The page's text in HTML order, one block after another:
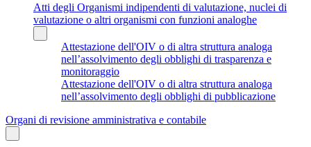
Atti degli Organismi indipendenti di valutazione, nuclei di
valutazione o altri organismi con funzioni analoghe
Attestazione dell'OIV o di altra struttura analoga
nell’assolvimento degli obblighi di trasparenza e
monitoraggio
Attestazione dell'OIV o di altra struttura analoga
nell’assolvimento degli obblighi di pubblicazione
Organi di revisione amministrativa e contabile